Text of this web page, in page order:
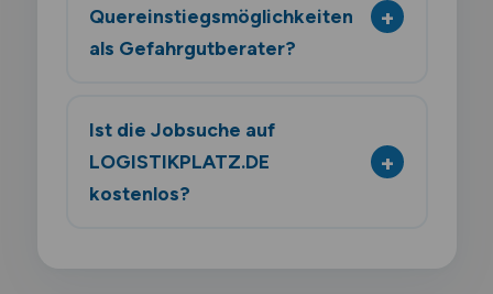
Quereinstiegsmöglichkeiten
als Gefahrgutberater?
Ist die Jobsuche auf
LOGISTIKPLATZ.DE
kostenlos?